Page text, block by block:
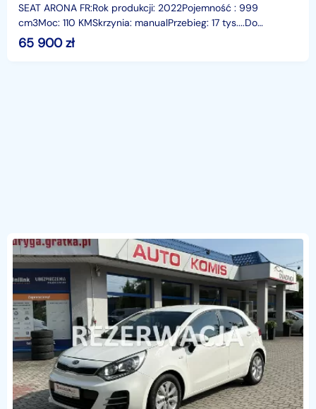
SEAT ARONA FR:Rok produkcji: 2022Pojemność : 999
cm3Moc: 110 KMSkrzynia: manualPrzebieg: 17 tys....Do
65 900zł